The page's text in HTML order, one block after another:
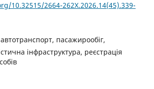
10.32515/2664-262X.2026.14(45).339-
автотранспорт, пасажирообіг,
інфраструктура, реєстрація